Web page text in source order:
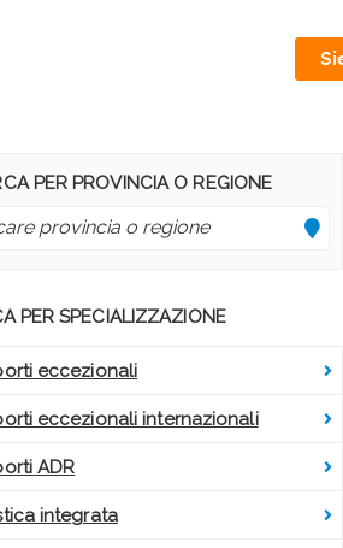
PER PROVINCIA O REGIONE
PER SPECIALIZZAZIONE
eccezionali
eccezionali internazionali
ADR
integrata